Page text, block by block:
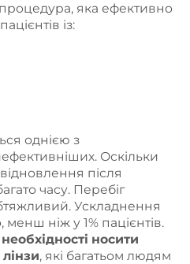
яка ефективно
із:
однією з
Оскільки
після
часу. Перебіг
Ускладнення
ніж у 1% пацієнтів.
носити
, які багатьом людям